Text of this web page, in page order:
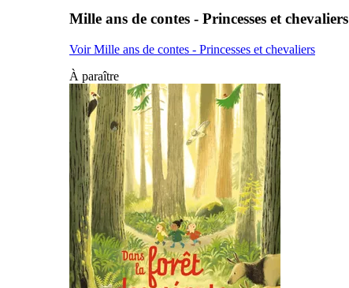
Mille ans de contes - Princesses et chevaliers
Voir Mille ans de contes - Princesses et chevaliers
À paraître